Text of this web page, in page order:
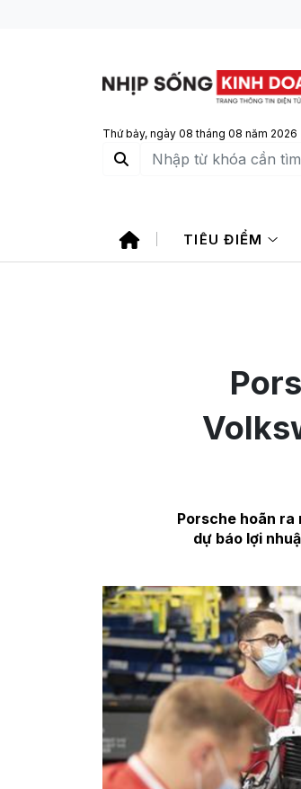
Thứ bảy, ngày 08 tháng 08 năm 2026
TIÊU ĐIỂM
Porsche hoãn ra
dự báo lợi